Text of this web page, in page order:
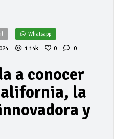
Whatsapp
1.14k 0 0
a conocer
la
y